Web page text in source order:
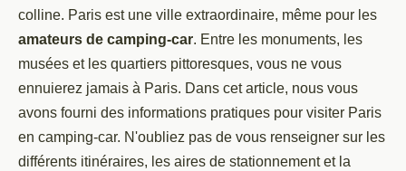
colline. Paris est une ville extraordinaire, même pour les
amateurs de camping-car. Entre les monuments, les
musées et les quartiers pittoresques, vous ne vous
ennuierez jamais à Paris. Dans cet article, nous vous
avons fourni des informations pratiques pour visiter Paris
en camping-car. N'oubliez pas de vous renseigner sur les
différents itinéraires, les aires de stationnement et la